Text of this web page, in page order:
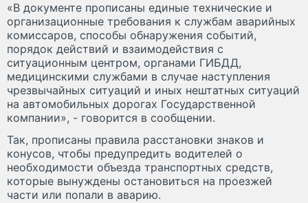
«В документе прописаны единые технические и
организационные требования к службам аварийных
комиссаров, способы обнаружения событий,
порядок действий и взаимодействия с
ситуационным центром, органами ГИБДД,
медицинскими службами в случае наступления
чрезвычайных ситуаций и иных нештатных ситуаций
на автомобильных дорогах Государственной
компании», - говорится в сообщении.
Так, прописаны правила расстановки знаков и
конусов, чтобы предупредить водителей о
необходимости объезда транспортных средств,
которые вынуждены остановиться на проезжей
части или попали в аварию.